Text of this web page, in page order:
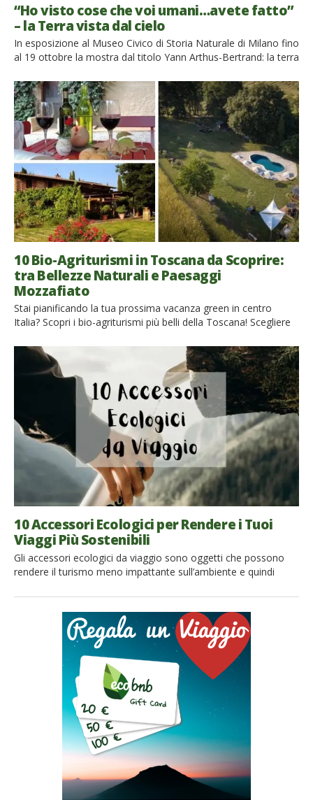
“Ho visto cose che voi umani…avete fatto”
– la Terra vista dal cielo
In esposizione al Museo Civico di Storia Naturale di Milano fino
al 19 ottobre la mostra dal titolo Yann Arthus-Bertrand: la terra
francese Yann Arthus-Bertrand, francese di Parigi ma cittadino
del mondo da sempre e strenuo paladino della difesa della
natura. L’autore ci regala 103 scatti […]
10 Bio-Agriturismi in Toscana da Scoprire:
tra Bellezze Naturali e Paesaggi
Mozzafiato
Stai pianificando la tua prossima vacanza green in centro
Italia? Scopri i bio-agriturismi più belli della Toscana! Scegliere
circondati dalla vita di campagna, esplorando zone silenziose e
lontane dalla vita frenetica di città. Si tratta di una vera e
propria fuga nel verde, dove senso di libertà, […]
10 Accessori Ecologici per Rendere i Tuoi
Viaggi Più Sostenibili
Gli accessori ecologici da viaggio sono oggetti che possono
rendere il turismo meno impattante sull’ambiente e quindi
viaggi e delle vacanze, sopratutto quelli a lunga distanza,
contribuisce pesantemente alle emissioni di carbonio
nell’atmosfera. Tuttavia, le buone pratiche adottate durante la
vacanza e gli accessori ecologici possono rendere […]